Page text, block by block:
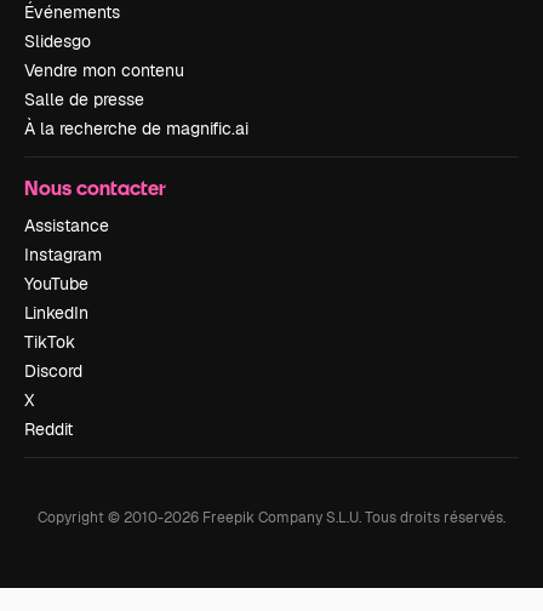
Événements
Slidesgo
Vendre mon contenu
Salle de presse
À la recherche de magnific.ai
Nous contacter
Assistance
Instagram
YouTube
LinkedIn
TikTok
Discord
X
Reddit
Copyright © 2010-2026 Freepik Company S.L.U.Tous droits réservés.